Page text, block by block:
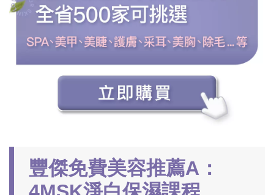
豐傑免費美容推薦A：